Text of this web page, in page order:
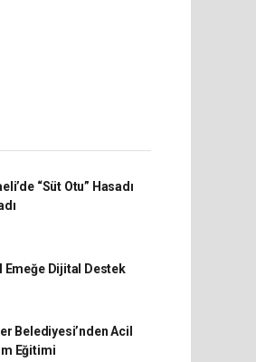
“Süt Otu” Hasadı
Emeğe Dijital Destek
Belediyesi’nden Acil
Eğitimi